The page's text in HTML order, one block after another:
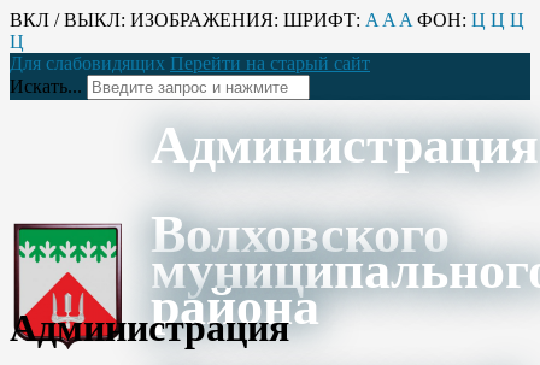
ВКЛ / ВЫКЛ: ИЗОБРАЖЕНИЯ: ШРИФТ: A A A ФОН: Ц Ц Ц
Ц
Для слабовидящих Перейти на старый сайт
Искать...
Администрация
Волховского
района
Администрация